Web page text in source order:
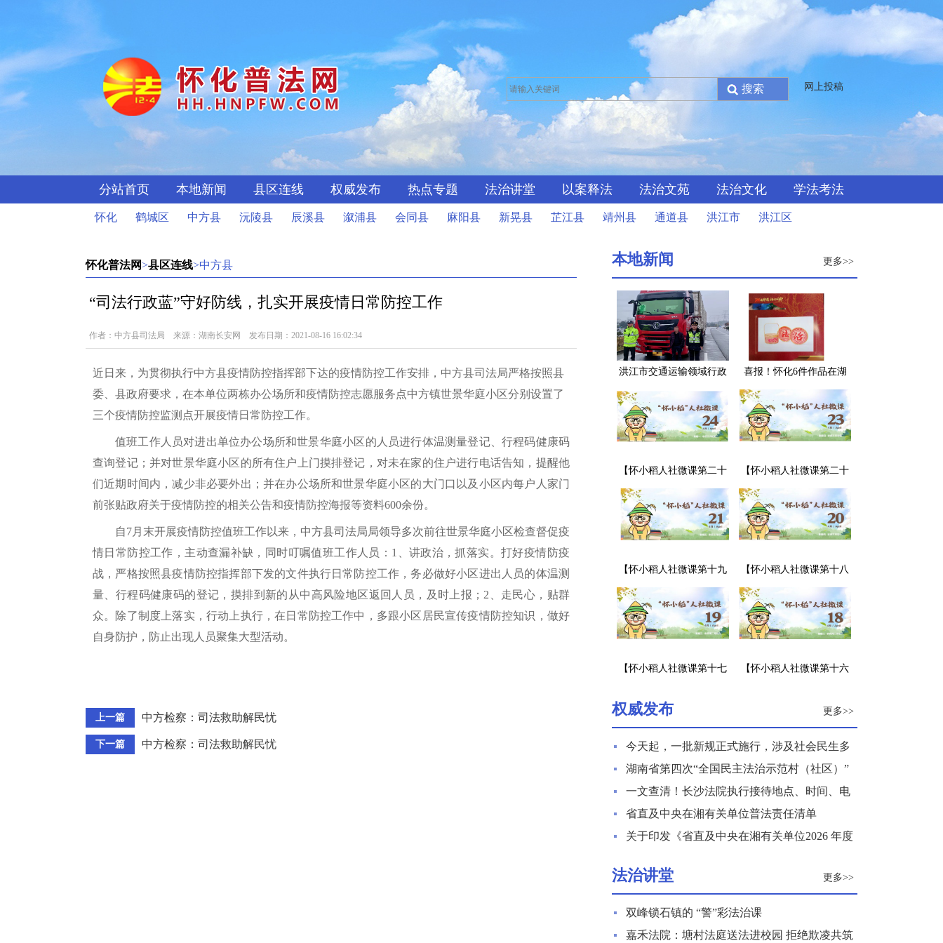
网上投稿
分站首页 本地新闻 县区连线 权威发布 热点专题 法治讲堂 以案释法 法治文苑 法治文化 学法考法
怀化 鹤城区 中方县 沅陵县 辰溪县 溆浦县 会同县 麻阳县 新晃县 芷江县 靖州县 通道县 洪江市 洪江区
怀化普法网>县区连线>中方县
“司法行政蓝”守好防线，扎实开展疫情日常防控工作
作者：中方县司法局 来源：湖南长安网 发布日期：2021-08-16 16:02:34
近日来，为贯彻执行中方县疫情防控指挥部下达的疫情防控工作安排，中方县司法局严格按照县
委、县政府要求，在本单位两栋办公场所和疫情防控志愿服务点中方镇世景华庭小区分别设置了
三个疫情防控监测点开展疫情日常防控工作。
值班工作人员对进出单位办公场所和世景华庭小区的人员进行体温测量登记、行程码健康码
查询登记；并对世景华庭小区的所有住户上门摸排登记，对未在家的住户进行电话告知，提醒他
们近期时间内，减少非必要外出；并在办公场所和世景华庭小区的大门口以及小区内每户人家门
前张贴政府关于疫情防控的相关公告和疫情防控海报等资料600余份。
自7月末开展疫情防控值班工作以来，中方县司法局局领导多次前往世景华庭小区检查督促疫
情日常防控工作，主动查漏补缺，同时叮嘱值班工作人员：1、讲政治，抓落实。打好疫情防疫
战，严格按照县疫情防控指挥部下发的文件执行日常防控工作，务必做好小区进出人员的体温测
量、行程码健康码的登记，摸排到新的从中高风险地区返回人员，及时上报；2、走民心，贴群
众。除了制度上落实，行动上执行，在日常防控工作中，多跟小区居民宣传疫情防控知识，做好
自身防护，防止出现人员聚集大型活动。
上一篇 中方检察：司法救助解民忧
下一篇 中方检察：司法救助解民忧
本地新闻 更多>>
洪江市交通运输领域行政
喜报！怀化6件作品在湖
南省评选中获奖，怀化市
司法局荣获“优秀组织奖”
【怀小稻人社微课第二十
一期】用人单位可以强行
调换劳动者的工作岗位
【怀小稻人社微课第二十
期】用人单位不交付劳动
合同怎么办？
【怀小稻人社微课第十九
期】劳动合同中“发生伤亡
事故概不负责”的条款有效
【怀小稻人社微课第十八
期】劳动合同到期没续签
该如何处理？
【怀小稻人社微课第十七
同怎么办？
【怀小稻人社微课第十六
权威发布 更多>>
今天起，一批新规正式施行，涉及社会民生多
个领域
湖南省第四次“全国民主法治示范村（社区）”
复核结果公示
一文查清！长沙法院执行接待地点、时间、电
话来了
省直及中央在湘有关单位普法责任清单
关于印发《省直及中央在湘有关单位2026 年度
法治讲堂 更多>>
双峰锁石镇的 “警”彩法治课
嘉禾法院：塘村法庭送法进校园 拒绝欺凌共筑